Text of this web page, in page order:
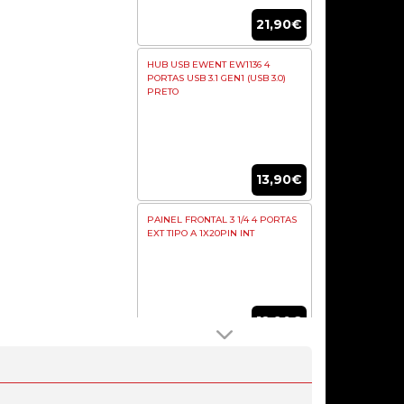
21,90€
HUB USB EWENT EW1136 4
PORTAS USB 3.1 GEN1 (USB 3.0)
PRETO
13,90€
PAINEL FRONTAL 3 1/4 4 PORTAS
EXT TIPO A 1X20PIN INT
12,90€